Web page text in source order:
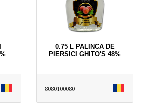
0.75 L PALINCA DE
PIERSICI GHITO'S 48%
8080100080